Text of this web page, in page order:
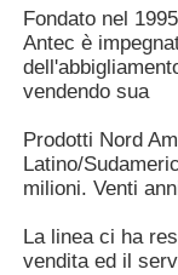
Fondato nel
Antec è
vendendo sua
Prodotti Nord
Latino/
milioni. Venti
La linea ci ha
vendita ed il